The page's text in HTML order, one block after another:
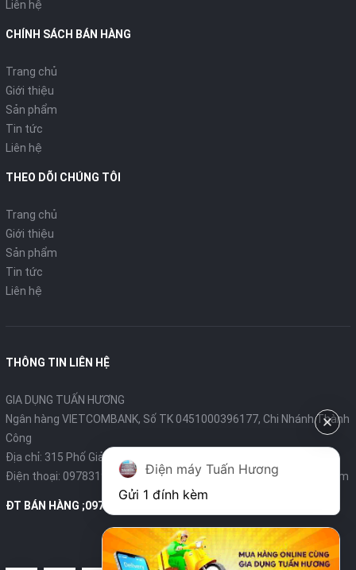
Liên hệ
CHÍNH SÁCH BÁN HÀNG
Trang chủ
Giới thiệu
Sản phẩm
Tin tức
Liên hệ
THEO DÕI CHÚNG TÔI
Trang chủ
Giới thiệu
Sản phẩm
Tin tức
Liên hệ
THÔNG TIN LIÊN HỆ
GIA DỤNG TUẤN HƯƠNG
Ngân hàng VIETCOMBANK, Số TK 0451000396177, Chi Nhánh Thành
Công
Địa chỉ: 315 Phố Giảng Võ - Ba Đình - Hà Nội
Điện thoại: 0978319375- Email:diengiadungtuanhuong@gmail.com
ĐT BÁN HÀNG ;0978319375
Điện máy Tuấn Hương
Gửi 1 đính kèm